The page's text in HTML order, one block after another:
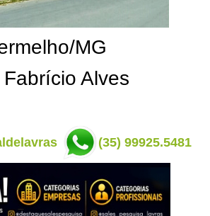
MG
Alves
(35) 99925.5481